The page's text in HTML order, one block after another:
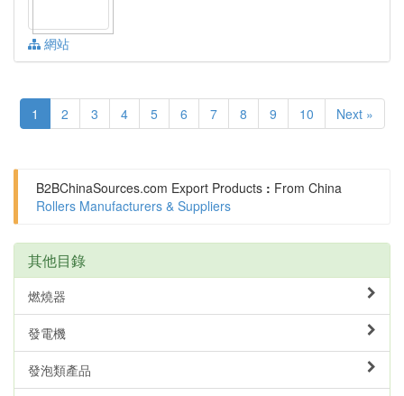
網站
1 2 3 4 5 6 7 8 9 10 Next »
B2BChinaSources.com Export Products : From China
Rollers Manufacturers & Suppliers
其他目錄
燃燒器
發電機
發泡類產品